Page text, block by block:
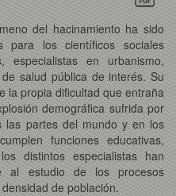
del hacinamiento ha sido
para los científicos sociales
especialistas en urbanismo,
salud pública de interés. Su
la propia dificultad que entraña
demográfica sufrida por
las partes del mundo y en los
funciones educativas,
distintos especialistas han
al estudio de los procesos
de población.